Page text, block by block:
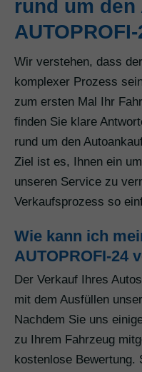
rund um
Wir verstehen, dass der
komplexer Prozess
zum ersten Mal Ihr
finden Sie klare
rund um den
Ziel ist es, Ihnen ein
unseren Service zu
Verkaufsprozess so
Wie kann ich
AUTOPROFI-24
Der Verkauf Ihres
mit dem Ausfüllen
Nachdem Sie uns
zu Ihrem Fahrzeug
kostenlose Bewertung.